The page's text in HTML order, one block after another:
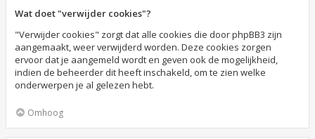
Wat doet "verwijder cookies"?
"Verwijder cookies" zorgt dat alle cookies die door phpBB3 zijn
aangemaakt, weer verwijderd worden. Deze cookies zorgen
ervoor dat je aangemeld wordt en geven ook de mogelijkheid,
indien de beheerder dit heeft inschakeld, om te zien welke
onderwerpen je al gelezen hebt.
Omhoog